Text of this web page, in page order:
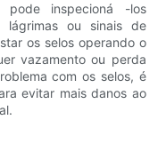
pode inspecioná -los
lágrimas ou sinais de
os selos operando o
vazamento ou perda
com os selos, é
evitar mais danos ao